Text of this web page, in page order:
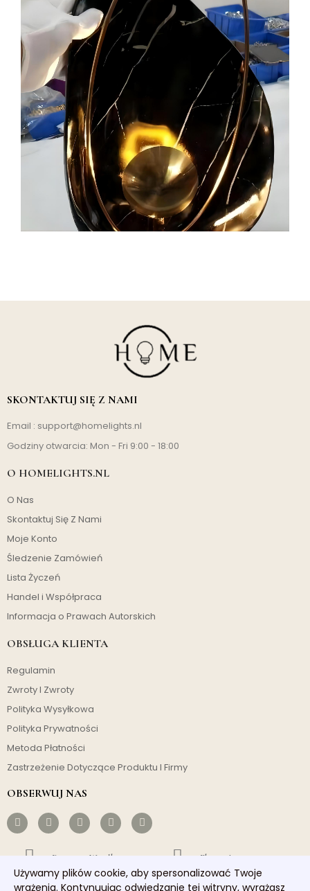
SKONTAKTUJ SIĘ Z NAMI
Email : support@homelights.nl
Godziny otwarcia: Mon - Fri 9:00 - 18:00
O HOMELIGHTS.NL
O Nas
Skontaktuj Się Z Nami
Moje Konto
Śledzenie Zamówień
Lista Życzeń
Handel i Współpraca
Informacja o Prawach Autorskich
OBSŁUGA KLIENTA
Regulamin
Zwroty I Zwroty
Polityka Wysyłkowa
Polityka Prywatności
Metoda Płatności
Zastrzeżenie Dotyczące Produktu I Firmy
OBSERWUJ NAS
Darmowa Wysyłka Ekonomiczny
Szybka Wysyłka Dobra Obsługa
Używamy plików cookie, aby spersonalizować Twoje
wrażenia. Kontynuując odwiedzanie tej witryny, wyrażasz